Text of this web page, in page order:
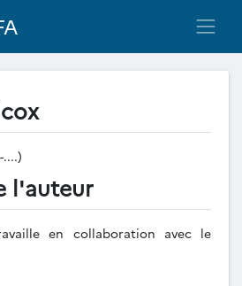
l'auteur
en collaboration avec le